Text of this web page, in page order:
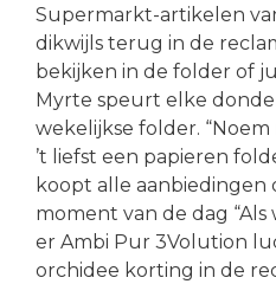
Supermarkt-artikelen
dikwijls terug in de
bekijken in de folder of
Myrte speurt elke
wekelijkse folder.
’t liefst een papieren
koopt alle aanbiedingen
moment van de dag
er Ambi Pur 3Volution
orchidee korting in de